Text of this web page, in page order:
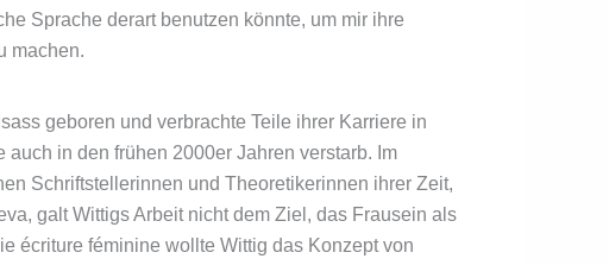
Sprache derart benutzen könnte, um mir ihre
machen.
geboren und verbrachte Teile ihrer Karriere in
in den frühen 2000er Jahren verstarb. Im
Schriftstellerinnen und Theoretikerinnen ihrer Zeit,
galt Wittigs Arbeit nicht dem Ziel, das Frausein als
écriture féminine wollte Wittig das Konzept von